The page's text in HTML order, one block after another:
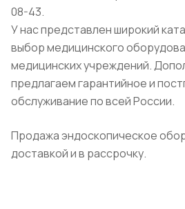
08-43.
У нас представлен широкий
выбор медицинского
медицинских учреждений.
предлагаем гарантийное и
обслуживание по всей России.
Продажа эндоскопическое
доставкой и в рассрочку.